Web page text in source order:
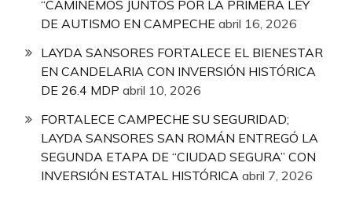
“CAMINEMOS JUNTOS POR LA PRIMERA LEY
DE AUTISMO EN CAMPECHE abril 16, 2026
LAYDA SANSORES FORTALECE EL BIENESTAR
EN CANDELARIA CON INVERSIÓN HISTÓRICA
DE 26.4 MDP abril 10, 2026
FORTALECE CAMPECHE SU SEGURIDAD;
LAYDA SANSORES SAN ROMÁN ENTREGÓ LA
SEGUNDA ETAPA DE “CIUDAD SEGURA” CON
INVERSIÓN ESTATAL HISTÓRICA abril 7, 2026